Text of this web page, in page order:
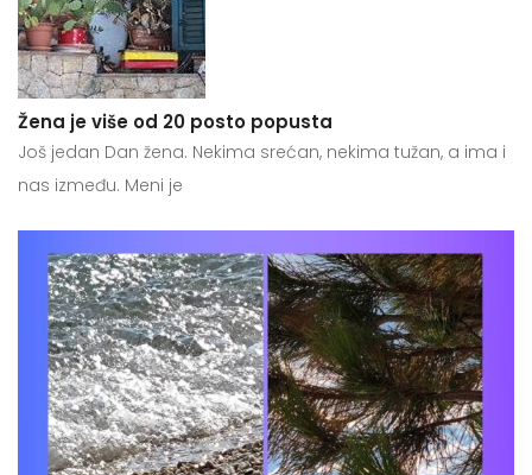
Žena je više od 20 posto popusta
Još jedan Dan žena. Nekima srećan, nekima tužan, a ima i
nas između. Meni je